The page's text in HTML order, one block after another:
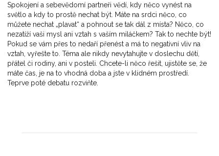
Spokojení a sebevědomí partneři vědí, kdy něco vynést na
světlo a kdy to prostě nechat být. Máte na srdci něco, co
můžete nechat „plavat“ a pohnout se tak dál z místa? Něco, co
nezatíží vaši mysl ani vztah s vaším miláčkem? Tak to nechte být!
Pokud se vám přes to nedaří přenést a má to negativní vliv na
vztah, vyřešte to. Téma ale nikdy nevytahujte v doslechu dětí,
přátel či rodiny, ani v posteli. Chcete-li něco řešit, ujistěte se, že
máte čas, je na to vhodná doba a jste v klidném prostředí.
Teprve poté debatu rozviňte.